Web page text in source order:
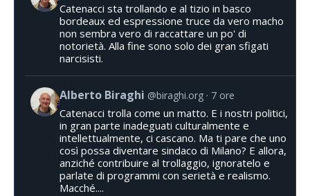
Catenacci sta trollando e al tizio in basco
bordeaux ed espressione truce da vero macho
non sembra vero di raccattare un po' di
notorietà. Alla fine sono solo dei gran sfigati
narcisisti.
Alberto Biraghi @biraghi.org 7 ore
Catenacci trolla come un matto. E i nostri politici,
in gran parte inadeguati culturalmente e
intellettualmente, ci cascano. Ma ti pare che uno
così possa diventare sindaco di Milano? E allora,
anziché contribuire al trollaggio, ignoratelo e
parlate di programmi con serietà e realismo.
Macché....